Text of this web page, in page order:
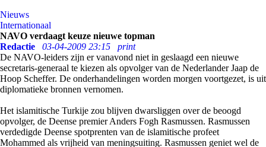
Nieuws
Internationaal
NAVO verdaagt keuze nieuwe topman
Redactie
03-04-2009 23:15
print
De NAVO-leiders zijn er vanavond niet in geslaagd een nieuwe
secretaris-generaal te kiezen als opvolger van de Nederlander Jaap de
Hoop Scheffer. De onderhandelingen worden morgen voortgezet, is uit
diplomatieke bronnen vernomen.
Het islamitische Turkije zou blijven dwarsliggen over de beoogd
opvolger, de Deense premier Anders Fogh Rasmussen. Rasmussen
verdedigde Deense spotprenten van de islamitische profeet
Mohammed als vrijheid van meningsuiting. Rasmussen geniet wel de